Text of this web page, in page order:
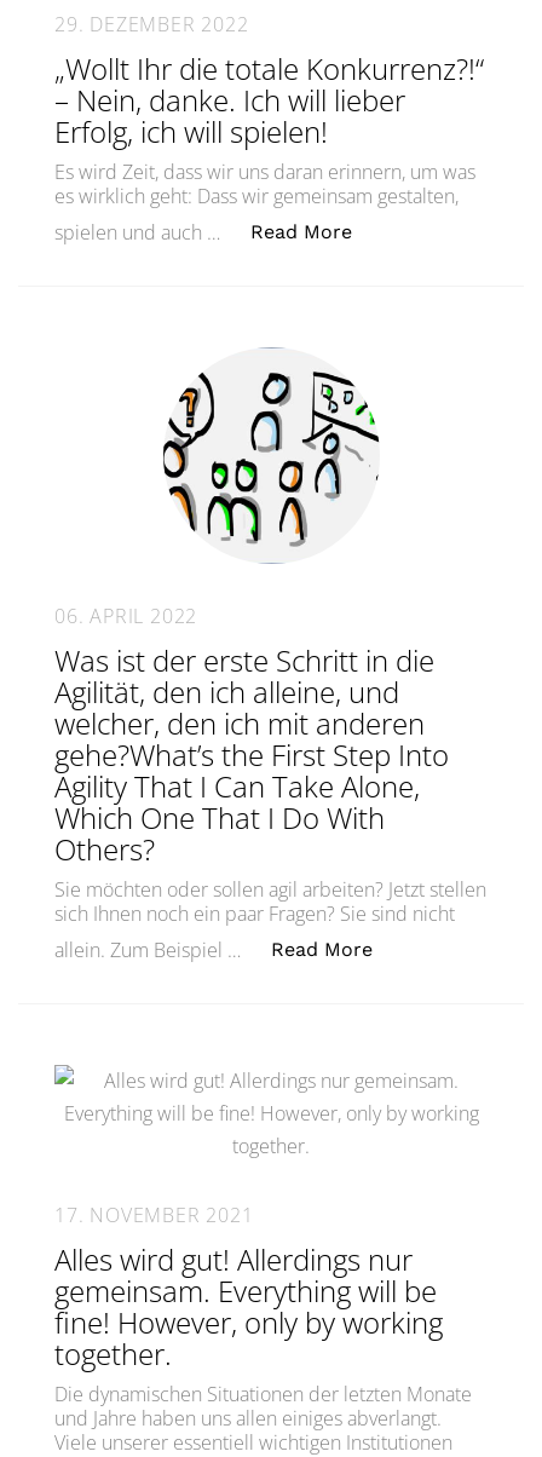
29. DEZEMBER 2022
„Wollt Ihr die totale Konkurrenz?!“
– Nein, danke. Ich will lieber
Erfolg, ich will spielen!
Es wird Zeit, dass wir uns daran erinnern, um was
es wirklich geht: Dass wir gemeinsam gestalten,
spielen und auch …
Read More„„Wollt Ihr die
06. APRIL 2022
Was ist der erste Schritt in die
Agilität, den ich alleine, und
welcher, den ich mit anderen
gehe?What’s the First Step Into
Agility That I Can Take Alone,
Which One That I Do With
Others?
Sie möchten oder sollen agil arbeiten? Jetzt stellen
sich Ihnen noch ein paar Fragen? Sie sind nicht
allein. Zum Beispiel …
Read More„Was ist der
17. NOVEMBER 2021
Alles wird gut! Allerdings nur
gemeinsam. Everything will be
fine! However, only by working
together.
Die dynamischen Situationen der letzten Monate
und Jahre haben uns allen einiges abverlangt.
Viele unserer essentiell wichtigen Institutionen